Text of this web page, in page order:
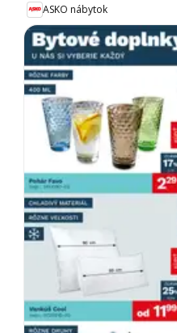
ASKO nábytok